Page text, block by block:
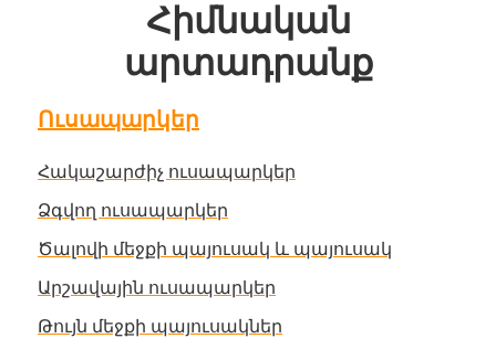
Հիմնական
արտադրանք
Ուսապարկեր
Հակաշարժիչ ուսապարկեր
Ձգվող ուսապարկեր
Ծալովի մեջքի պայուսակ և պայուսակ
Արշավային ուսապարկեր
Թույն մեջքի պայուսակներ